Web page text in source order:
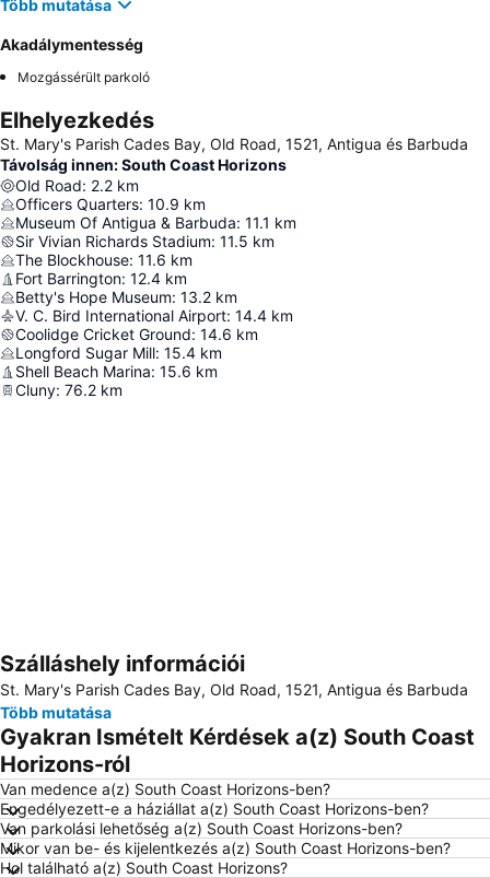
Több mutatása
Akadálymentesség
Mozgássérült parkoló
Elhelyezkedés
St. Mary's Parish Cades Bay, Old Road, 1521, Antigua és Barbuda
Távolság innen: South Coast Horizons
Old Road: 2.2 km
Officers Quarters: 10.9 km
Museum Of Antigua & Barbuda: 11.1 km
Sir Vivian Richards Stadium: 11.5 km
The Blockhouse: 11.6 km
Fort Barrington: 12.4 km
Betty's Hope Museum: 13.2 km
V. C. Bird International Airport: 14.4 km
Coolidge Cricket Ground: 14.6 km
Longford Sugar Mill: 15.4 km
Shell Beach Marina: 15.6 km
Cluny: 76.2 km
Nagy méretű térkép
Szálláshely információi
St. Mary's Parish Cades Bay, Old Road, 1521, Antigua és Barbuda
Több mutatása
Gyakran Ismételt Kérdések a(z) South Coast
Horizons-ról
Van medence a(z) South Coast Horizons-ben?
Engedélyezett-e a háziállat a(z) South Coast Horizons-ben?
Van parkolási lehetőség a(z) South Coast Horizons-ben?
Mikor van be- és kijelentkezés a(z) South Coast Horizons-ben?
Hol található a(z) South Coast Horizons?